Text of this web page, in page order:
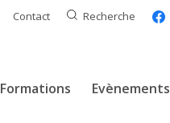
Contact Recherche
Formations Evènements